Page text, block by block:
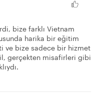
bize farklı Vietnam
harika bir eğitim
ve bize sadece bir hizmet
gerçekten misafirleri gibi